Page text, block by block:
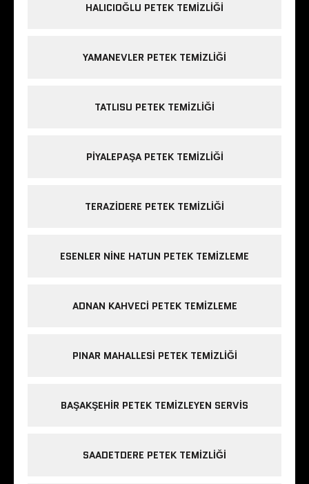
HALICIOĞLU PETEK TEMIZLIĞI
YAMANEVLER PETEK TEMIZLIĞI
TATLISU PETEK TEMIZLIĞI
PIYALEPAŞA PETEK TEMIZLIĞI
TERAZIDERE PETEK TEMIZLIĞI
ESENLER NINE HATUN PETEK TEMIZLEME
ADNAN KAHVECI PETEK TEMIZLEME
PINAR MAHALLESI PETEK TEMIZLIĞI
BAŞAKŞEHIR PETEK TEMIZLEYEN SERVIS
SAADETDERE PETEK TEMIZLIĞI